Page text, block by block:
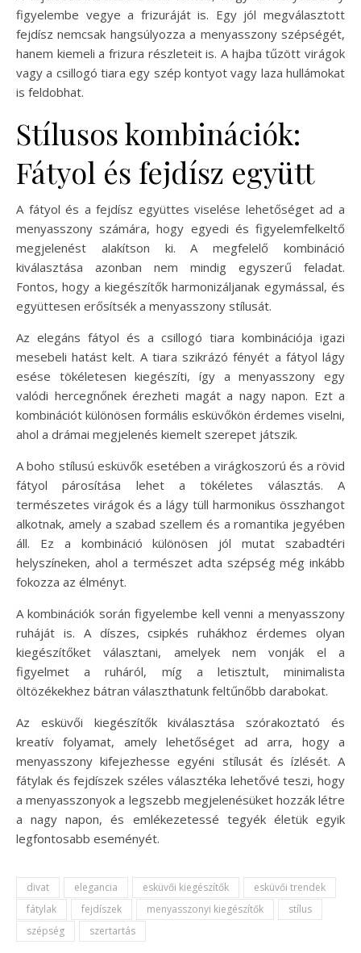
figyelembe vegye a frizuráját is. Egy jól megválasztott
fejdísz nemcsak hangsúlyozza a menyasszony szépségét,
hanem kiemeli a frizura részleteit is. A hajba tűzött virágok
vagy a csillogó tiara egy szép kontyot vagy laza hullámokat
is feldobhat.
Stílusos kombinációk:
Fátyol és fejdísz együtt
A fátyol és a fejdísz együttes viselése lehetőséget ad a
menyasszony számára, hogy egyedi és figyelemfelkeltő
megjelenést alakítson ki. A megfelelő kombináció
kiválasztása azonban nem mindig egyszerű feladat.
Fontos, hogy a kiegészítők harmonizáljanak egymással, és
együttesen erősítsék a menyasszony stílusát.
Az elegáns fátyol és a csillogó tiara kombinációja igazi
mesebeli hatást kelt. A tiara szikrázó fényét a fátyol lágy
esése tökéletesen kiegészíti, így a menyasszony egy
valódi hercegnőnek érezheti magát a nagy napon. Ezt a
kombinációt különösen formális esküvőkön érdemes viselni,
ahol a drámai megjelenés kiemelt szerepet játszik.
A boho stílusú esküvők esetében a virágkoszorú és a rövid
fátyol párosítása lehet a tökéletes választás. A
természetes virágok és a lágy tüll harmonikus összhangot
alkotnak, amely a szabad szellem és a romantika jegyében
áll. Ez a kombináció különösen jól mutat szabadtéri
helyszíneken, ahol a természet adta szépség még inkább
fokozza az élményt.
A kombinációk során figyelembe kell venni a menyasszony
ruháját is. A díszes, csipkés ruhákhoz érdemes olyan
kiegészítőket választani, amelyek nem vonják el a
figyelmet a ruháról, míg a letisztult, minimalista
öltözékekhez bátran választhatunk feltűnőbb darabokat.
Az esküvői kiegészítők kiválasztása szórakoztató és
kreatív folyamat, amely lehetőséget ad arra, hogy a
menyasszony kifejezhesse egyéni stílusát és ízlését. A
fátylak és fejdíszek széles választéka lehetővé teszi, hogy
a menyasszonyok a legszebb megjelenésüket hozzák létre
a nagy napon, és emlékezetessé tegyék életük egyik
legfontosabb eseményét.
divat elegancia esküvői kiegészítők
esküvői trendek
fátylak
fejdíszek menyasszonyi kiegészítők
stílus
szépség
szertartás